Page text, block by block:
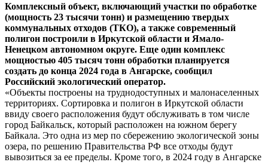
Комплексный объект, включающий участки по обработке
(мощность 23 тысячи тонн) и размещению твердых
коммунальных отходов (ТКО), а также современный
полигон построили в Иркутской области и Ямало-
Ненецком автономном округе. Еще один комплекс
мощностью 405 тысяч тонн обработки планируется
создать до конца 2024 года в Ангарске, сообщил
Российский экологический оператор.
«Объекты построены на труднодоступных и малонаселенных
территориях. Сортировка и полигон в Иркутской области
ввиду своего расположения будут обслуживать в том числе
город Байкальск, который расположен на южном берегу
Байкала. Это одна из мер по сбережению экологической зоны
озера, по решению Правительства РФ все отходы будут
вывозиться за ее пределы. Кроме того, в 2024 году в Ангарске